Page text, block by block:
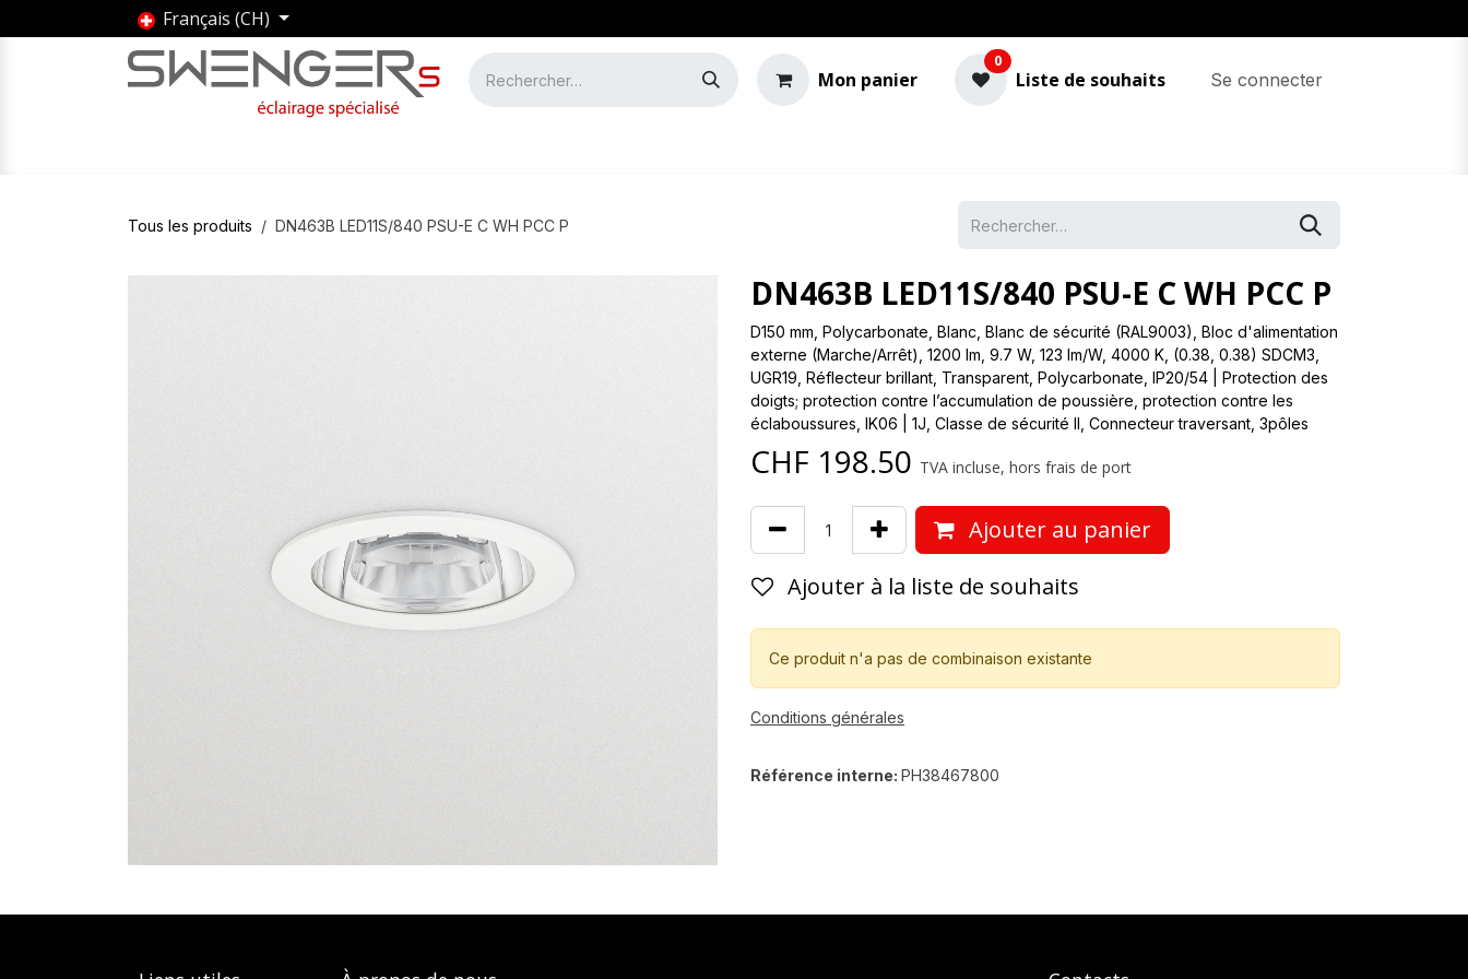
Se rendre au contenu
Français (CH)
Mon panier
0
Liste de souhaits Se connecter
Tous les produits DN463B LED11S/840 PSU-E C WH PCC P
DN463B LED11S/840 PSU-E C WH PCC P
D150 mm, Polycarbonate, Blanc, Blanc de sécurité (RAL9003), Bloc d'alimentation
externe (Marche/Arrêt), 1200 lm, 9.7 W, 123 lm/W, 4000 K, (0.38, 0.38) SDCM3,
UGR19, Réflecteur brillant, Transparent, Polycarbonate, IP20/54 | Protection des
doigts; protection contre l’accumulation de poussière, protection contre les
éclaboussures, IK06 | 1J, Classe de sécurité II, Connecteur traversant, 3pôles
CHF 198.50 TVA incluse, hors frais de port
Ajouter au panier
Ajouter à la liste de souhaits
Ce produit n'a pas de combinaison existante
Conditions générales
Référence interne: PH38467800